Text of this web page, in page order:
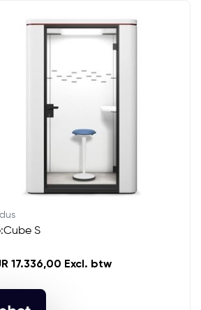
S
17.336,00 Excl. btw